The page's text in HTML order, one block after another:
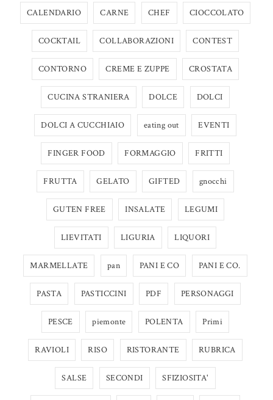
CALENDARIO CARNE CHEF CIOCCOLATO
COCKTAIL COLLABORAZIONI CONTEST
CONTORNO CREME E ZUPPE CROSTATA
CUCINA STRANIERA DOLCE DOLCI
DOLCI A CUCCHIAIO eating out EVENTI
FINGER FOOD FORMAGGIO FRITTI
FRUTTA GELATO GIFTED gnocchi
GUTEN FREE INSALATE LEGUMI
LIEVITATI LIGURIA LIQUORI
MARMELLATE pan PANI E CO PANI E CO.
PASTA PASTICCINI PDF PERSONAGGI
PESCE piemonte POLENTA Primi
RAVIOLI RISO RISTORANTE RUBRICA
SALSE SECONDI SFIZIOSITA'